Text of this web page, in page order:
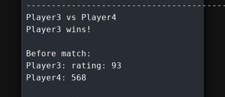
Player3 vs Player4
Player3 wins!
Before match:
Player3: rating: 93
Player4: 568